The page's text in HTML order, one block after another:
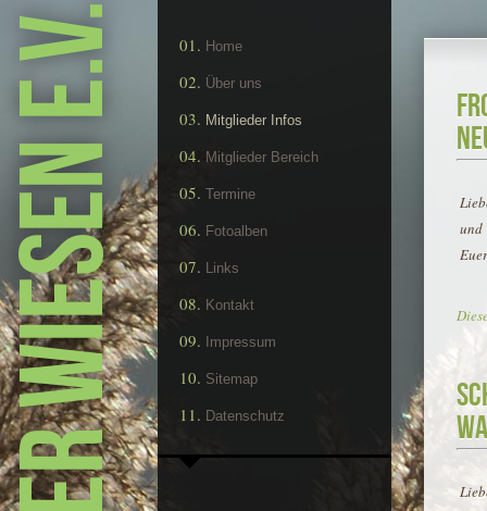
Home
Über uns
Mitglieder Infos
Mitglieder Bereich
Termine
Fotoalben
Links
Kontakt
Impressum
Sitemap
Datenschutz
und